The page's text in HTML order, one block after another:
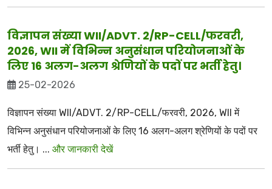
विज्ञापन संख्या WII/ADVT. 2/RP-CELL/फरवरी,
2026, WII में विभिन्न अनुसंधान परियोजनाओं के
लिए 16 अलग-अलग श्रेणियों के पदों पर भर्ती हेतु।
25-02-2026
विज्ञापन संख्या WII/ADVT. 2/RP-CELL/फरवरी, 2026, WII में
विभिन्न अनुसंधान परियोजनाओं के लिए 16 अलग-अलग श्रेणियों के पदों पर
भर्ती हेतु। ... और जानकारी देखें